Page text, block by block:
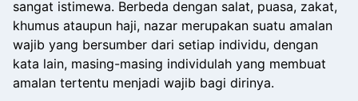
sangat istimewa. Berbeda dengan salat, puasa, zakat,
khumus ataupun haji, nazar merupakan suatu amalan
wajib yang bersumber dari setiap individu, dengan
kata lain, masing-masing individulah yang membuat
amalan tertentu menjadi wajib bagi dirinya.